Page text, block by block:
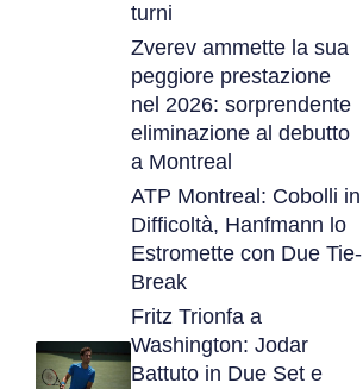
turni
Zverev ammette la sua
peggiore prestazione
nel 2026: sorprendente
eliminazione al debutto
a Montreal
ATP Montreal: Cobolli in
Difficoltà, Hanfmann lo
Estromette con Due Tie-
Break
Fritz Trionfa a
Washington: Jodar
Battuto in Due Set e